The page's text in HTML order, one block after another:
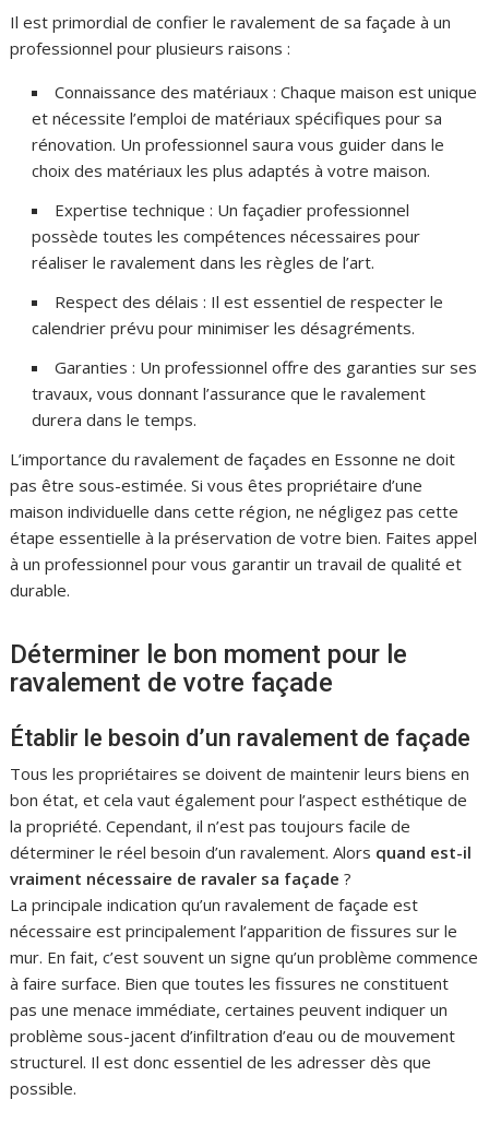
Il est primordial de confier le ravalement de sa façade à un
professionnel pour plusieurs raisons :
Connaissance des matériaux : Chaque maison est unique
et nécessite l’emploi de matériaux spécifiques pour sa
rénovation. Un professionnel saura vous guider dans le
choix des matériaux les plus adaptés à votre maison.
Expertise technique : Un façadier professionnel
possède toutes les compétences nécessaires pour
réaliser le ravalement dans les règles de l’art.
Respect des délais : Il est essentiel de respecter le
calendrier prévu pour minimiser les désagréments.
Garanties : Un professionnel offre des garanties sur ses
travaux, vous donnant l’assurance que le ravalement
durera dans le temps.
L’importance du ravalement de façades en Essonne ne doit
pas être sous-estimée. Si vous êtes propriétaire d’une
maison individuelle dans cette région, ne négligez pas cette
étape essentielle à la préservation de votre bien. Faites appel
à un professionnel pour vous garantir un travail de qualité et
durable.
Déterminer le bon moment pour le
ravalement de votre façade
Établir le besoin d’un ravalement de façade
Tous les propriétaires se doivent de maintenir leurs biens en
bon état, et cela vaut également pour l’aspect esthétique de
la propriété. Cependant, il n’est pas toujours facile de
déterminer le réel besoin d’un ravalement. Alors quand est-il
vraiment nécessaire de ravaler sa façade ?
La principale indication qu’un ravalement de façade est
nécessaire est principalement l’apparition de fissures sur le
mur. En fait, c’est souvent un signe qu’un problème commence
à faire surface. Bien que toutes les fissures ne constituent
pas une menace immédiate, certaines peuvent indiquer un
problème sous-jacent d’infiltration d’eau ou de mouvement
structurel. Il est donc essentiel de les adresser dès que
possible.